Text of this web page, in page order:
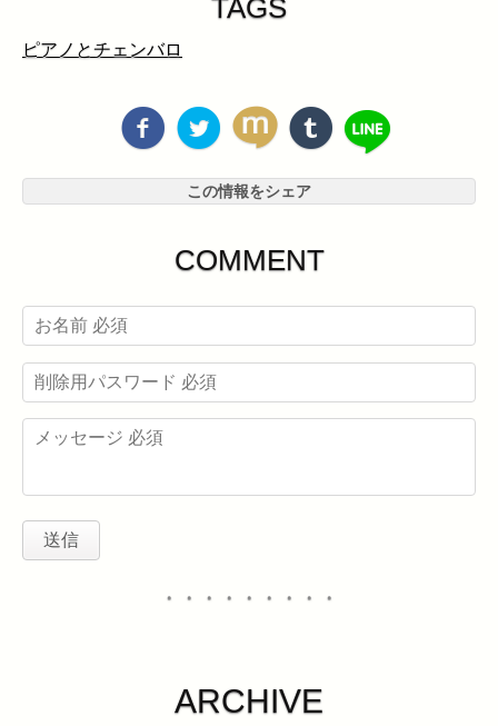
TAGS
ピアノとチェンバロ
この情報をシェア
COMMENT
・・・・・・・・・
ARCHIVE